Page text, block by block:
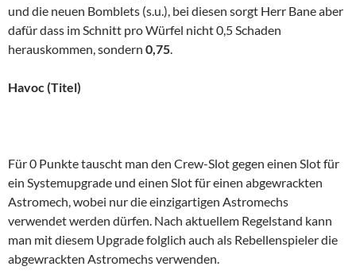
und die neuen Bomblets (s.u.), bei diesen sorgt Herr Bane aber
dafür dass im Schnitt pro Würfel nicht 0,5 Schaden
herauskommen, sondern 0,75.
Havoc (Titel)
Für 0 Punkte tauscht man den Crew-Slot gegen einen Slot für
ein Systemupgrade und einen Slot für einen abgewrackten
Astromech, wobei nur die einzigartigen Astromechs
verwendet werden dürfen. Nach aktuellem Regelstand kann
man mit diesem Upgrade folglich auch als Rebellenspieler die
abgewrackten Astromechs verwenden.